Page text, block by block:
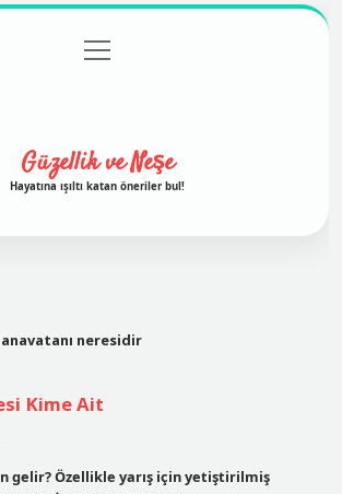
Gizlilik Politikası
menüyü
aç
Güzellik ve Neşe
Hayatına ışıltı katan öneriler bul!
neresidir
Kime Ait
gelir? Özellikle yarış için yetiştirilmiş